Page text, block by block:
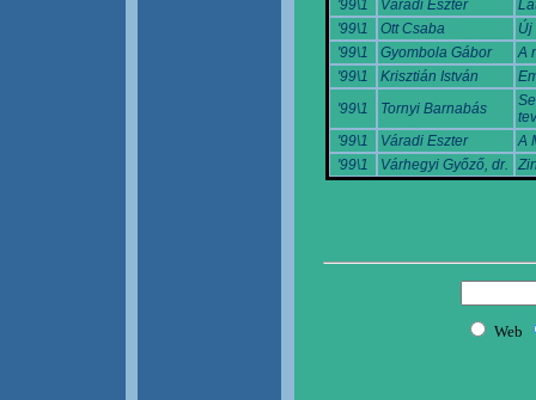
'99\1
Váradi Eszter
'99\1
Ott Csaba
Új
'99\1
Gyombola Gábor
A
'99\1
Krisztián István
'99\1
Tornyi Barnabás
'99\1
Váradi Eszter
A
'99\1
Várhegyi Győző, dr.